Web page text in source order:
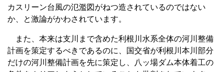
カスリーン台風の氾濫図がねつ造されているのではない
か、と激論がかわされています。
また、本来は支川まで含めた利根川水系全体の河川整備
計画を策定するべきであるのに、国交省が利根川本川部分
だけの河川整備計画を先に策定し、八ッ場ダム本体着工の